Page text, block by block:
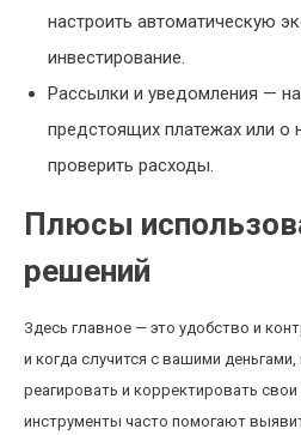
настроить автоматическую
инвестирование.
Рассылки и уведомления —
предстоящих платежах или о
проверить расходы.
Плюсы
решений
Здесь главное — это удобство и
и когда случится с вашими
реагировать и корректировать
инструменты часто помогают